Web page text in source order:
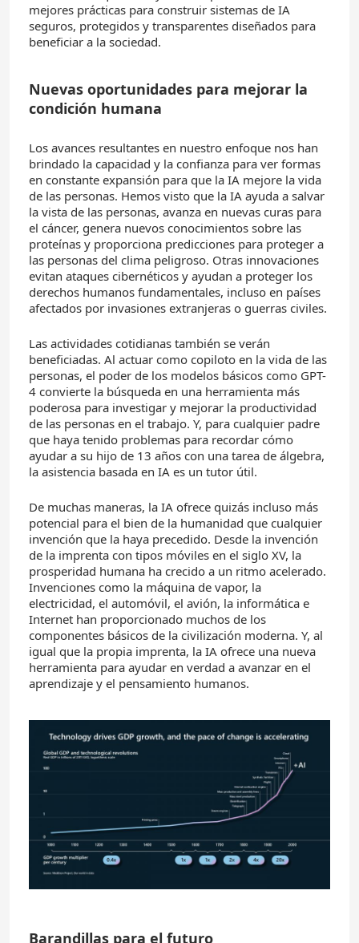
mejores prácticas para construir sistemas de IA
seguros, protegidos y transparentes diseñados para
beneficiar a la sociedad.
Nuevas oportunidades para mejorar la
condición humana
Los avances resultantes en nuestro enfoque nos han
brindado la capacidad y la confianza para ver formas
en constante expansión para que la IA mejore la vida
de las personas. Hemos visto que la IA ayuda a salvar
la vista de las personas, avanza en nuevas curas para
el cáncer, genera nuevos conocimientos sobre las
proteínas y proporciona predicciones para proteger a
las personas del clima peligroso. Otras innovaciones
evitan ataques cibernéticos y ayudan a proteger los
derechos humanos fundamentales, incluso en países
afectados por invasiones extranjeras o guerras civiles.
Las actividades cotidianas también se verán
beneficiadas. Al actuar como copiloto en la vida de las
personas, el poder de los modelos básicos como GPT-
4 convierte la búsqueda en una herramienta más
poderosa para investigar y mejorar la productividad
de las personas en el trabajo. Y, para cualquier padre
que haya tenido problemas para recordar cómo
ayudar a su hijo de 13 años con una tarea de álgebra,
la asistencia basada en IA es un tutor útil.
De muchas maneras, la IA ofrece quizás incluso más
potencial para el bien de la humanidad que cualquier
invención que la haya precedido. Desde la invención
de la imprenta con tipos móviles en el siglo XV, la
prosperidad humana ha crecido a un ritmo acelerado.
Invenciones como la máquina de vapor, la
electricidad, el automóvil, el avión, la informática e
Internet han proporcionado muchos de los
componentes básicos de la civilización moderna. Y, al
igual que la propia imprenta, la IA ofrece una nueva
herramienta para ayudar en verdad a avanzar en el
aprendizaje y el pensamiento humanos.
Barandillas para el futuro